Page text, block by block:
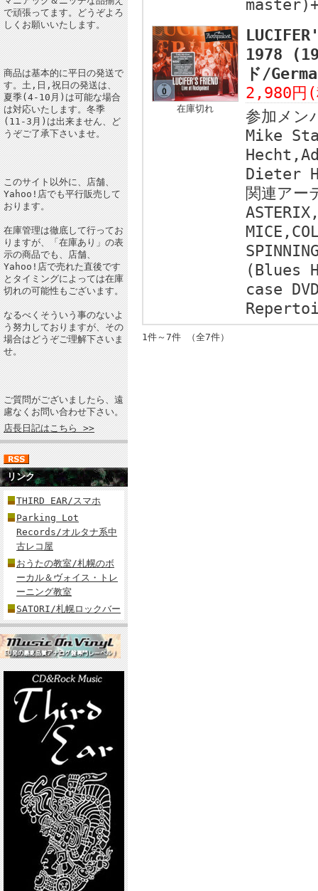
で頑張ってます。どうぞよろ
しくお願いいたします。
商品は基本的に平日の発送で
す。土,日,祝日の発送は、
夏季(4-10月)は可能な場合
は対応いたします。冬季
(11-3月)は出来ません、ど
うぞご了承下さいませ。
このサイト以外に、店舗、
Yahoo!店でも平行販売して
おります。
在庫管理は徹底して行ってお
りますが、「在庫あり」の表
示の商品でも、店舗、
Yahoo!店で売れた直後です
とタイミングによっては在庫
切れの可能性もございます。
なるべくそういう事のないよ
う努力しておりますが、その
場合はどうぞご理解下さいま
せ。
ご質問がございましたら、遠
慮なくお問い合わせ下さい。
店長日記はこちら >>
リンク
THIRD EAR/スマホ
Parking Lot
Records/オルタナ系中
古レコ屋
おうたの教室/札幌のボ
ーカル＆ヴォイス・トレ
ーニング教室
SATORI/札幌ロックバー
在庫切れ
1978
ド/
2,980円
参加メン
Mike
Dieter
関連アー
(Blues
case
1件～7件 （全7件）